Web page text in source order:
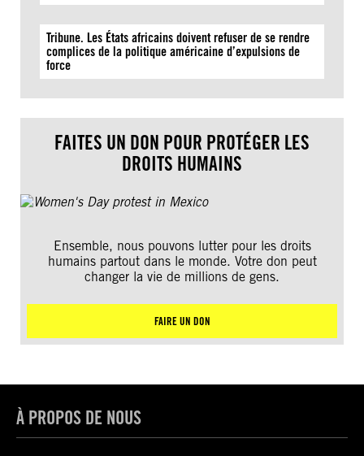
Tribune. Les États africains doivent refuser de se rendre
complices de la politique américaine d’expulsions de
force
FAITES UN DON POUR PROTÉGER LES
DROITS HUMAINS
Ensemble, nous pouvons lutter pour les droits
humains partout dans le monde. Votre don peut
changer la vie de millions de gens.
FAIRE UN DON
À PROPOS DE NOUS